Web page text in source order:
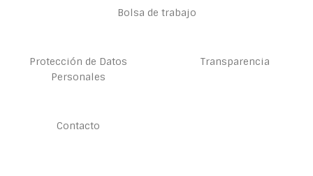
Bolsa de trabajo
Protección de Datos
Personales
Transparencia
Contacto